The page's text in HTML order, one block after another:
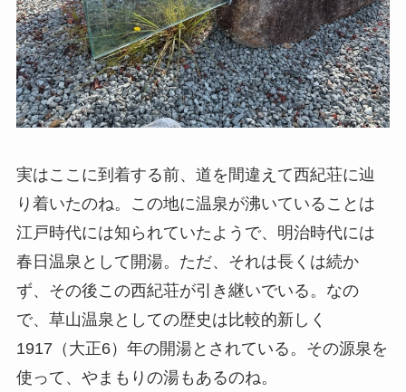
実はここに到着する前、道を間違えて西紀荘に辿
り着いたのね。この地に温泉が沸いていることは
江戸時代には知られていたようで、明治時代には
春日温泉として開湯。ただ、それは長くは続か
ず、その後この西紀荘が引き継いでいる。なの
で、草山温泉としての歴史は比較的新しく
1917（大正6）年の開湯とされている。その源泉を
使って、やまもりの湯もあるのね。